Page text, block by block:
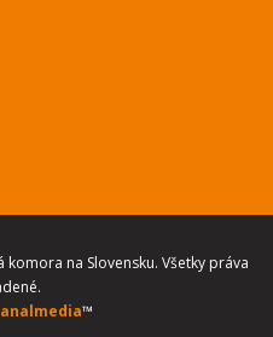
na Slovensku. Všetky práva
™